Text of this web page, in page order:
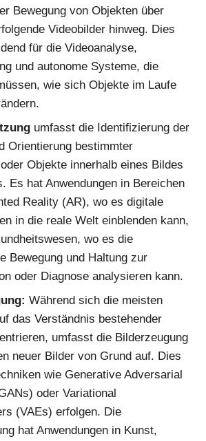
Bewegung von Objekten über
Videobilder hinweg. Dies
für die Videoanalyse,
und autonome Systeme, die
wie sich Objekte im Laufe
umfasst die Identifizierung der
Orientierung bestimmter
Objekte innerhalb eines Bildes
Es hat Anwendungen in Bereichen
Reality (AR), wo es digitale
in die reale Welt einblenden kann,
wo es die
Bewegung und Haltung zur
oder Diagnose analysieren kann.
Während sich die meisten
das Verständnis bestehender
umfasst die Bilderzeugung
neuer Bilder von Grund auf. Dies
wie Generative Adversarial
oder Variational
(VAEs) erfolgen. Die
hat Anwendungen in Kunst,